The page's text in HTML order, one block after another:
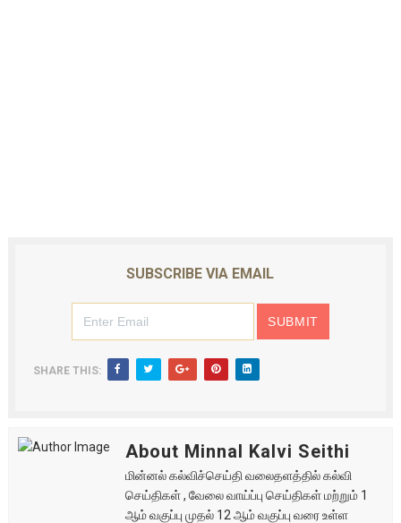
SUBSCRIBE VIA EMAIL
SHARE THIS:
About Minnal Kalvi Seithi
மின்னல் கல்விச்செய்தி வலைதளத்தில் கல்வி
செய்திகள் , வேலை வாய்ப்பு செய்திகள் மற்றும் 1
ஆம் வகுப்பு முதல் 12 ஆம் வகுப்பு வரை உள்ள